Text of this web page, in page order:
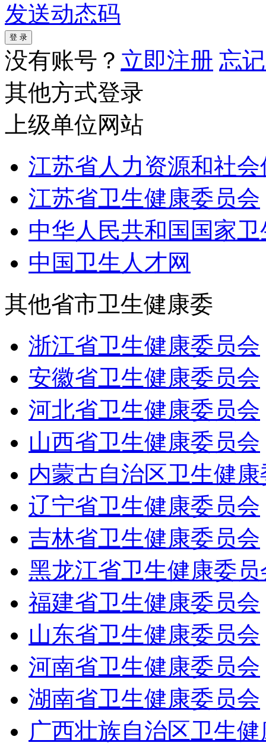
发送动态码
没有账号？ 立即注册 忘
其他方式登录
上级单位网站
江苏省人力资源和社
江苏省卫生健康委员会
中华人民共和国国家
中国卫生人才网
其他省市卫生健康委
浙江省卫生健康委员会
安徽省卫生健康委员会
河北省卫生健康委员会
山西省卫生健康委员会
内蒙古自治区卫生健
辽宁省卫生健康委员会
吉林省卫生健康委员会
黑龙江省卫生健康委员
福建省卫生健康委员会
山东省卫生健康委员会
河南省卫生健康委员会
湖南省卫生健康委员会
广西壮族自治区卫生